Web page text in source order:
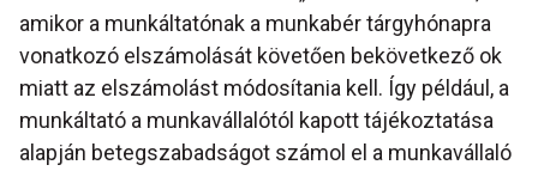
amikor a munkáltatónak a munkabér tárgyhónapra
vonatkozó elszámolását követően bekövetkező ok
miatt az elszámolást módosítania kell. Így például, a
munkáltató a munkavállalótól kapott tájékoztatása
alapján betegszabadságot számol el a munkavállaló